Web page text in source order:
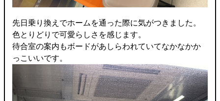
先日乗り換えでホームを通った際に気がつきました。
色とりどりで可愛らしさを感じます。
待合室の案内もボードがあしらわれていてなかなかか
っこいいです。